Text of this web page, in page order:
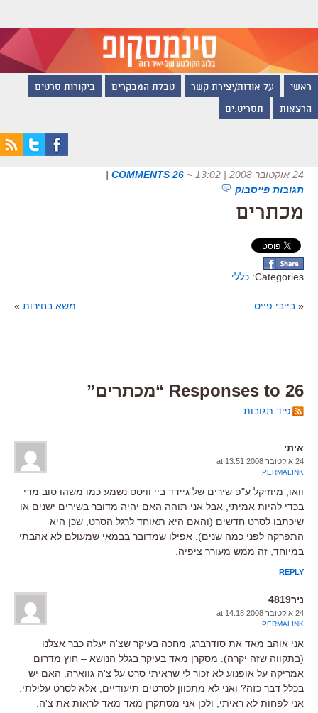
ראשי על אודות/יצירת קשר טבלת המבקרים ביקורות סרטים
הרצאות תסריט.ים
24 אוקטובר 2008 | 13:02 ~
26 COMMENTS
|
תגובות פייסבוק
מכתרים
Categories: כללי
« בייבי פייס משא בחירות »
26 Responses to “מכתרים”
פיד תגובות
איתי
24 אוקטובר 2008 at 13:51
PERMALINK
וואו, מיוזיקל ע"פ שירים של גיידד ביי וויסס נשמע כמו משהו טוב מדי
בכדי להיות אמיתי, אבל אני תוהה האם יהיה מדובר בשירים ישנים או
שיכתבו לסרט חדשים (והאם היא תאוחד לרגל הסרט, שכן היא
התפרקה לפני כמה שנים). אפילו שמדובר בבמאי שמעולם לא אהבתי
במיוחד, זה ממש מעורר ציפיה.
REPLY
ניר4819
24 אוקטובר 2008 at 14:18
PERMALINK
אני אוהב מאד את סודרברג, מחכה בעיקר שצ'ה יעלה כבר אצלנו
(בתקווה שזה יקרה). מסקרן מאד בעיקר בגלל הנושא – חוץ מדרום
אמריקה על אופנוע לא זכור לי שראיתי סרט על צ'ה גווארה. האם יש
בכלל דבר כזה? ואני לא מתכוון לסרטים תיעודיים, אלא לסרט עלילתי.
אני לפחות לא ראיתי, ולכן אני מסתקרן מאד מאד לראות את צ'ה.